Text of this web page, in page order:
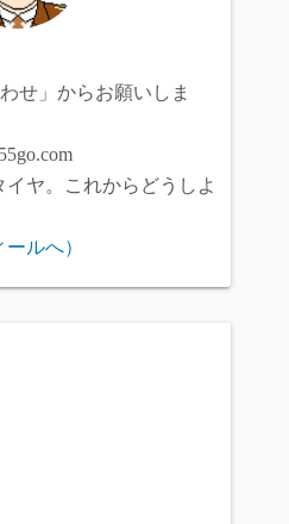
せ」からお願いしま
ヤ。これからどうしよ
ルへ）